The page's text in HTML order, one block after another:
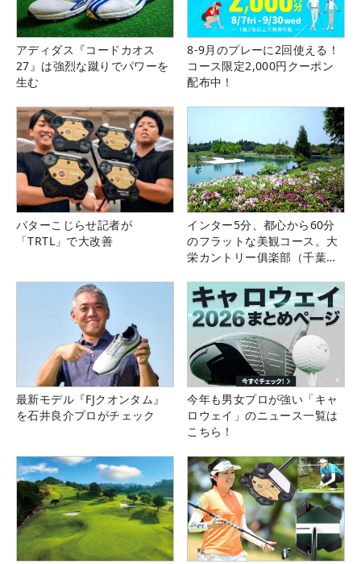
アディダス『コードカオス
27』は強烈な蹴りでパワーを
生む
8-9月のプレーに2回使える！
コース限定2,000円クーポン
配布中！
パターこじらせ記者が
「TRTL」で大改善
インター5分、都心から60分
のフラットな美観コース。大
栄カントリー俱楽部（千葉
最新モデル『FJクオンタム』
を石井良介プロがチェック
今年も男女プロが強い「キャ
ロウェイ」のニュース一覧は
こちら！